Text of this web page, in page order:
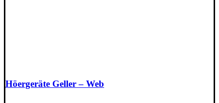
Höergeräte Geller – Web